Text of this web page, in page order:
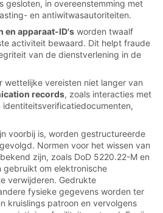
gesloten, in overeenstemming met
en antiwitwasautoriteiten.
en apparaat-ID's worden twaalf
activiteit bewaard. Dit helpt fraude
van de dienstverlening in de
wettelijke vereisten niet langer van
records, zoals interacties met
voorbij is, worden gestructureerde
Normen voor het wissen van
zijn, zoals DoD 5220.22-M en
om elektronische
verwijderen. Gedrukte
fysieke gegevens worden ter
kruislings patroon en vervolgens